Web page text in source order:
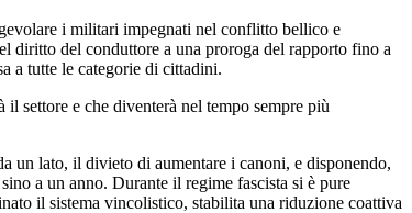
i militari impegnati nel conflitto bellico e
diritto del conduttore a una proroga del rapporto fino a
a tutte le categorie di cittadini.
settore e che diventerà nel tempo sempre più
un lato, il divieto di aumentare i canoni, e disponendo,
a un anno. Durante il regime fascista si è pure
il sistema vincolistico, stabilita una riduzione coattiva